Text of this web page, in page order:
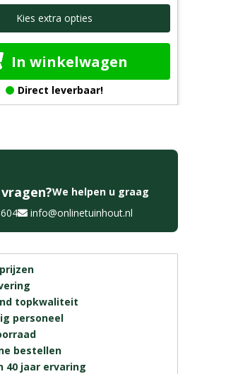
Kies extra opties
In winkelwagen
Direct leverbaar!
We helpen u graag
info@onlinetuinhout.nl
topkwaliteit
personeel
bestellen
40 jaar ervaring